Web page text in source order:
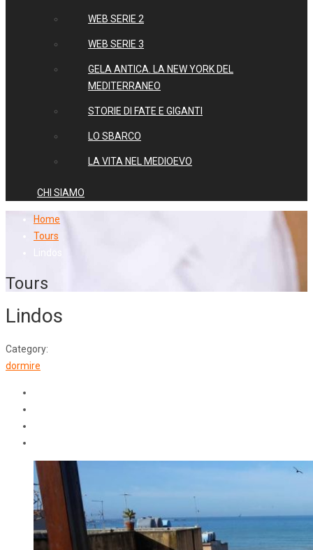
WEB SERIE 2
WEB SERIE 3
GELA ANTICA. LA NEW YORK DEL
MEDITERRANEO
STORIE DI FATE E GIGANTI
LO SBARCO
LA VITA NEL MEDIOEVO
CHI SIAMO
Home
Tours
Tours
Lindos
Category:
dormire